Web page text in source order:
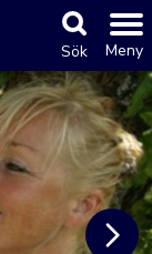
Sök Meny